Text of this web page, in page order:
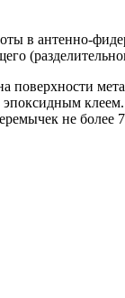
в антенно-
не